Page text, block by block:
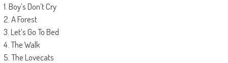
1. Boy’s Don’t Cry
2. A Forest
3. Let’s Go To Bed
4. The Walk
5. The Lovecats